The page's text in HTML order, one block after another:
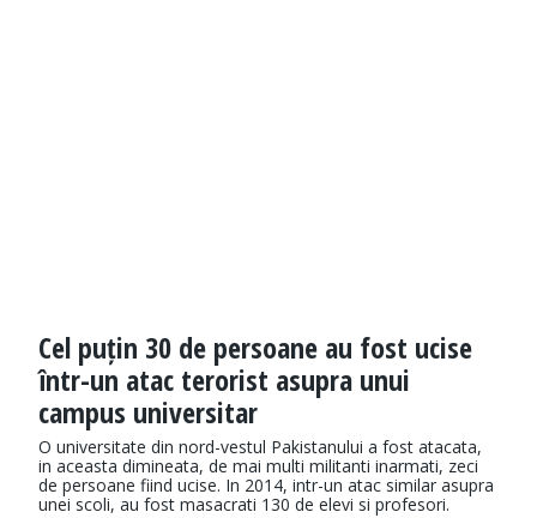
Cel puțin 30 de persoane au fost ucise
într-un atac terorist asupra unui
campus universitar
O universitate din nord-vestul Pakistanului a fost atacata,
in aceasta dimineata, de mai multi militanti inarmati, zeci
de persoane fiind ucise. In 2014, intr-un atac similar asupra
unei scoli, au fost masacrati 130 de elevi si profesori.